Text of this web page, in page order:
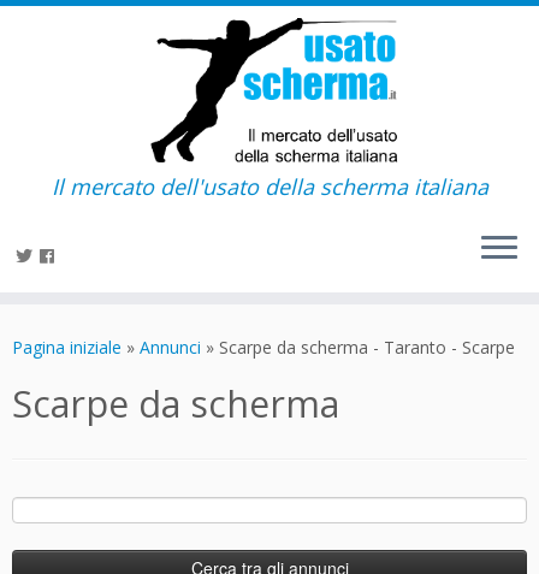
Il mercato dell'usato della scherma italiana
Pagina iniziale » Annunci » Scarpe da scherma - Taranto - Scarpe
Scarpe da scherma
Ricerca